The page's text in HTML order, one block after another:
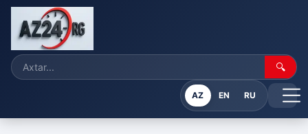
🔍
AZ EN RU